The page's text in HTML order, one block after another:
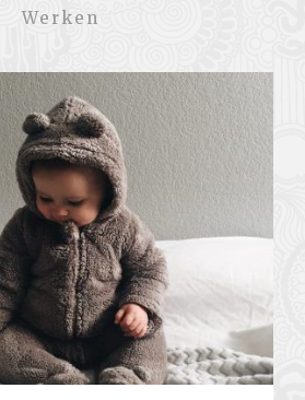
Werken